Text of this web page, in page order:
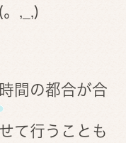
。,_,)
間の都合が合
て行うことも